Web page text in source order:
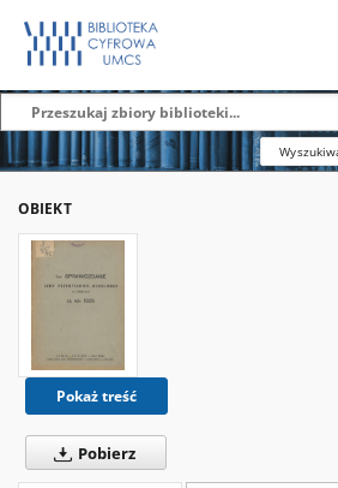
OBIEKT
Pokaż treść
Pobierz